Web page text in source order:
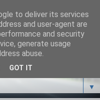
▼
to deliver its services
and user-agent are
and security
generate usage
abuse.
GOT IT